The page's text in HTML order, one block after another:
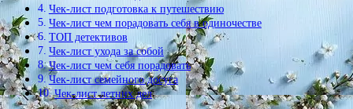
Чек-лист подготовка к путешествию
Чек-лист чем порадовать себя в одиночестве
ТОП детективов
Чек-лист ухода за собой
Чек-лист чем себя порадовать
Чек-лист семейного досуга
Чек-лист летних дел